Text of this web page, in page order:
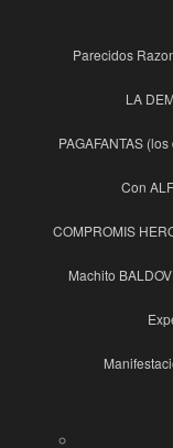
Parecidos
LA
PAGAFANTAS
Con
COMPROMIS
Machito